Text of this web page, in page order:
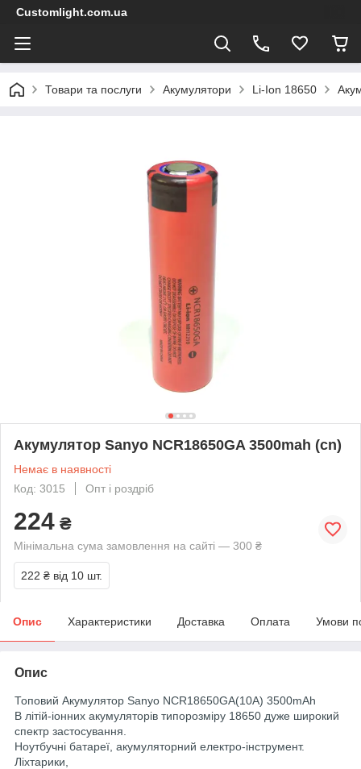
Customlight.com.ua
Товари та послуги Акумулятори Li-Ion 18650
Акумулятор Sanyo NCR18650GA 3500mah (cn)
Немає в наявності
Код: 3015
Опт і роздріб
224 ₴
Мінімальна сума замовлення на сайті — 300 ₴
222 ₴ від 10 шт.
Опис Характеристики Доставка Оплата Умови
Опис
Топовий Акумулятор Sanyo NCR18650GA(10A) 3500mAh
В літій-іонних акумуляторів типорозміру 18650 дуже широкий
спектр застосування.
Ноутбучні батареї, акумуляторний електро-інструмент.
Ліхтарики,